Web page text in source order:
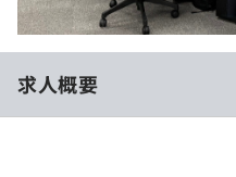
学校向けプラン
契約内容・クーポン
求人概要